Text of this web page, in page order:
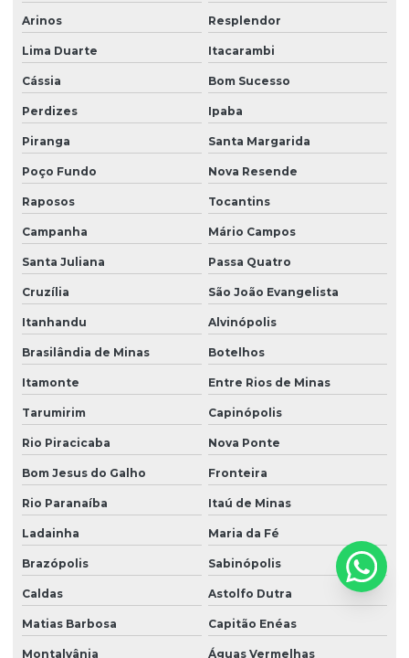
Arinos Resplendor
Lima Duarte Itacarambi
Cássia Bom Sucesso
Perdizes Ipaba
Piranga Santa Margarida
Poço Fundo Nova Resende
Raposos Tocantins
Campanha Mário Campos
Santa Juliana Passa Quatro
Cruzília São João Evangelista
Itanhandu Alvinópolis
Brasilândia de Minas Botelhos
Itamonte Entre Rios de Minas
Tarumirim Capinópolis
Rio Piracicaba Nova Ponte
Bom Jesus do Galho Fronteira
Rio Paranaíba Itaú de Minas
Ladainha Maria da Fé
Brazópolis Sabinópolis
Caldas Astolfo Dutra
Matias Barbosa Capitão Enéas
Montalvânia Águas Vermelhas